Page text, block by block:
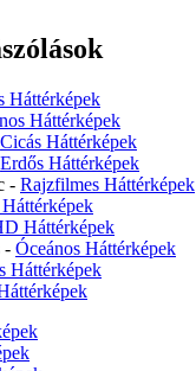
Háttérképek
Háttérképek
Cicás Háttérképek
Erdős Háttérképek
- Rajzfilmes Háttérképek
Háttérképek
- Óceános Háttérképek
Háttérképek